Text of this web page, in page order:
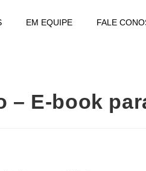
EM EQUIPE FALE
– E-book